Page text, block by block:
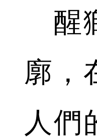
醒
廓，
人們